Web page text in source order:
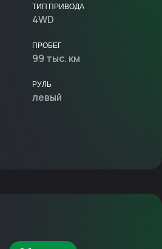
ТИП ПРИВОДА
4WD
ПРОБЕГ
99 тыс. км
РУЛЬ
левый